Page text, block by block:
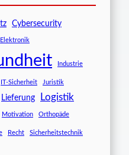
Cybersecurity
Elektronik
Industrie
IT-Sicherheit Juristik
Lieferung
Logistik
Motivation Orthopäde
Recht Sicherheitstechnik